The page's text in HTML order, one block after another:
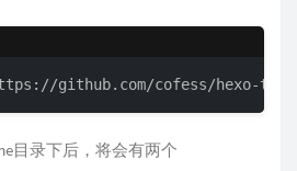
github.com/cofess/hexo-
目录下后，将会有两个